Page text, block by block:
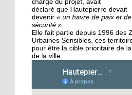
Hautepierre... et
24 septembre 2015
Horizome s'enracine
doucement dans le
quartier
23 septembre 2015
charge du projet, avait
déclaré que Hautepierre devait
devenir « un havre de paix et de
sécurité ».
Elle fait partie depuis 1996 des
Urbaines Sensibles, ces
pour être la cible prioritaire de
de la ville.